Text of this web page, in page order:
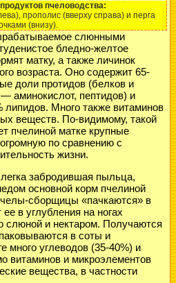
пчеловодства:
прополис (вверху справа) и перга
(внизу).
слюнными
бледно-желтое
матку, а также личинок
возраста. Оно содержит 65-
доли протидов (белков и
аминокислот, пептидов) и
липидов. Много также витаминов
веществ. По-видимому, такой
пчелиной матке крупные
по сравнению с
жизни.
забродившая пыльца,
основной корм пчелиной
сборщицы «пачкаются» в
в углубления на ногах
слюной и нектаром. Получаются
в соты и
много углеводов (35-40%) и
витаминов и микроэлементов
вещества, в частности